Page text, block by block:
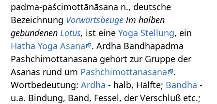
padma-paścimottānāsana n., deutsche
Bezeichnung Vorwärtsbeuge im halben
gebundenenLotus, ist eineYoga Stellung, ein
Hatha Yoga Asana
. Ardha Bandhapadma
Pashchimottanasana gehört zur Gruppe der
Asanas rund um Pashchimottanasana
.
Wortbedeutung:Ardha - halb, Hälfte; Bandha -
u.a. Bindung, Band, Fessel, der Verschluß etc.;